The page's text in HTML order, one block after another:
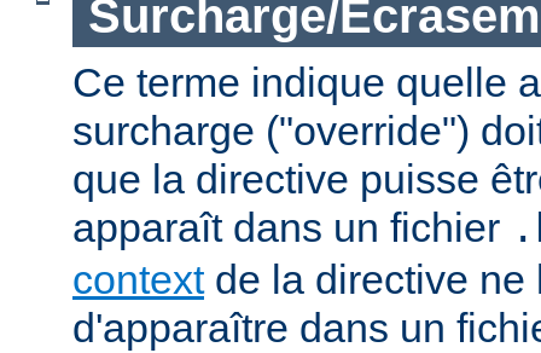
Surcharge/
Ce terme indique quelle
surcharge ("override")
que la directive puisse
apparaît dans un fichier
contextde la directive ne
d'apparaître dans un